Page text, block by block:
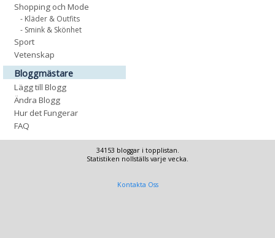
Shopping och Mode
- Kläder & Outfits
- Smink & Skönhet
Sport
Vetenskap
Bloggmästare
Lägg till Blogg
Ändra Blogg
Hur det Fungerar
FAQ
34153 bloggar i topplistan.
Statistiken nollställs varje vecka.
Kontakta Oss